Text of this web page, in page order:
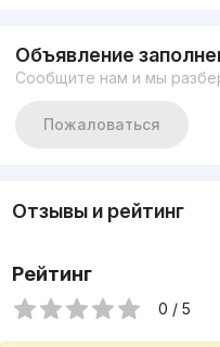
Объявление
Сообщите нам и мы
Пожаловаться
Отзывы и рейтинг
Рейтинг
0 / 5